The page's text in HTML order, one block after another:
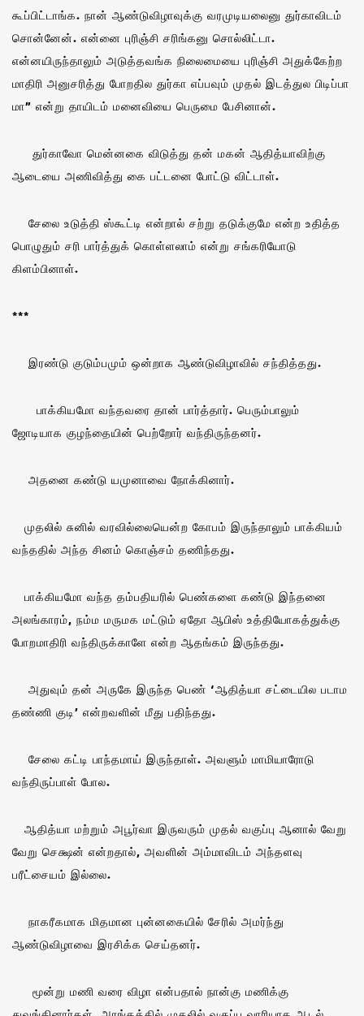
கூப்பிட்டாங்க. நான் ஆண்டுவிழாவுக்கு வரமுடியலைனு துர்காவிடம்
சொன்னேன். என்னை புரிஞ்சி சரிங்கனு சொல்லிட்டா.
என்னயிருந்தாலும் அடுத்தவங்க நிலைமையை புரிஞ்சி அதுக்கேற்ற
மாதிரி அனுசரித்து போறதில துர்கா எப்பவும் முதல் இடத்துல பிடிப்பா
மா” என்று தாயிடம் மனைவியை பெருமை பேசினான்.
துர்காவோ மென்னகை விடுத்து தன் மகன் ஆதித்யாவிற்கு
ஆடையை அணிவித்து கை பட்டனை போட்டு விட்டாள்.
சேலை உடுத்தி ஸ்கூட்டி என்றால் சற்று தடுக்குமே என்ற உதித்த
பொழுதும் சரி பார்த்துக் கொள்ளலாம் என்று சங்கரியோடு
கிளம்பினாள்.
***
இரண்டு குடும்பமும் ஒன்றாக ஆண்டுவிழாவில் சந்தித்தது.
பாக்கியமோ வந்தவரை தான் பார்த்தார். பெரும்பாலும்
ஜோடியாக குழந்தையின் பெற்றோர் வந்திருந்தனர்.
அதனை கண்டு யமுனாவை நோக்கினார்.
முதலில் சுனில் வரவில்லையென்ற கோபம் இருந்தாலும் பாக்கியம்
வந்ததில் அந்த சினம் கொஞ்சம் தணிந்தது.
பாக்கியமோ வந்த தம்பதியரில் பெண்களை கண்டு இந்தனை
அலங்காரம், நம்ம மருமக மட்டும் ஏதோ ஆபிஸ் உத்தியோகத்துக்கு
போறமாதிரி வந்திருக்காளே என்ற ஆதங்கம் இருந்தது.
அதுவும் தன் அருகே இருந்த பெண் ‘ஆதித்யா சட்டையில படாம
தண்ணி குடி’ என்றவளின் மீது பதிந்தது.
சேலை கட்டி பாந்தமாய் இருந்தாள். அவளும் மாமியாரோடு
வந்திருப்பாள் போல.
ஆதித்யா மற்றும் அபூர்வா இருவரும் முதல் வகுப்பு ஆனால் வேறு
வேறு செக்ஷன் என்றதால், அவளின் அம்மாவிடம் அந்தளவு
பரீட்சையம் இல்லை.
நாகரீகமாக மிதமான புன்னகையில் சேரில் அமர்ந்து
ஆண்டுவிழாவை இரசிக்க செய்தனர்.
மூன்று மணி வரை விழா என்பதால் நான்கு மணிக்கு